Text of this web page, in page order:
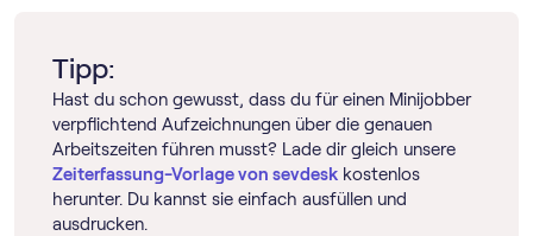
Tipp:
Hast du schon gewusst, dass du für einen Minijobber
verpflichtend Aufzeichnungen über die genauen
Arbeitszeiten führen musst? Lade dir gleich unsere
Zeiterfassung-Vorlage von sevdesk kostenlos
herunter. Du kannst sie einfach ausfüllen und
ausdrucken.